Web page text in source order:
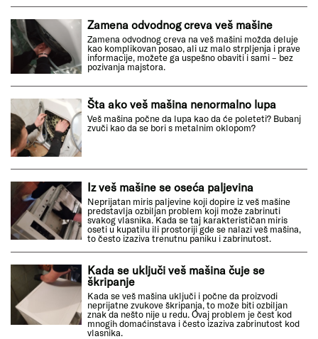
Zamena odvodnog creva veš mašine
Zamena odvodnog creva na veš mašini možda deluje
kao komplikovan posao, ali uz malo strpljenja i prave
informacije, možete ga uspešno obaviti i sami – bez
pozivanja majstora.
Šta ako veš mašina nenormalno lupa
Veš mašina počne da lupa kao da će poleteti? Bubanj
zvuči kao da se bori s metalnim oklopom?
Iz veš mašine se oseća paljevina
Neprijatan miris paljevine koji dopire iz veš mašine
predstavlja ozbiljan problem koji može zabrinuti
svakog vlasnika. Kada se taj karakterističan miris
oseti u kupatilu ili prostoriji gde se nalazi veš mašina,
to često izaziva trenutnu paniku i zabrinutost.
Kada se uključi veš mašina čuje se
škripanje
Kada se veš mašina uključi i počne da proizvodi
neprijatne zvukove škripanja, to može biti ozbiljan
znak da nešto nije u redu. Ovaj problem je čest kod
mnogih domaćinstava i često izaziva zabrinutost kod
vlasnika.